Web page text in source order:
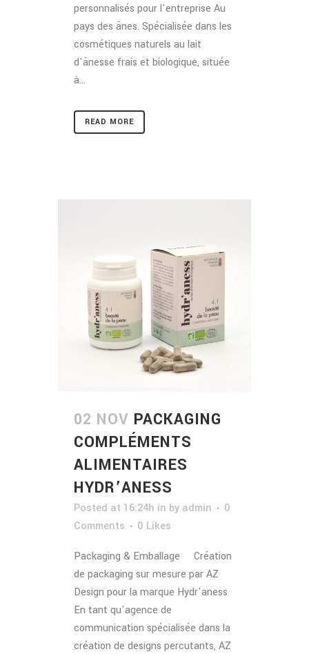
personnalisés pour l'entreprise Au
pays des ânes. Spécialisée dans les
cosmétiques naturels au lait
d'ânesse frais et biologique, située
à...
READ MORE
02 NOV PACKAGING
COMPLÉMENTS
ALIMENTAIRES
HYDR’ANESS
Posted at 16:24h in by admin
0
Comments
0 Likes
Packaging & Emballage Création
de packaging sur mesure par AZ
Design pour la marque Hydr'aness
En tant qu'agence de
communication spécialisée dans la
création de designs percutants, AZ